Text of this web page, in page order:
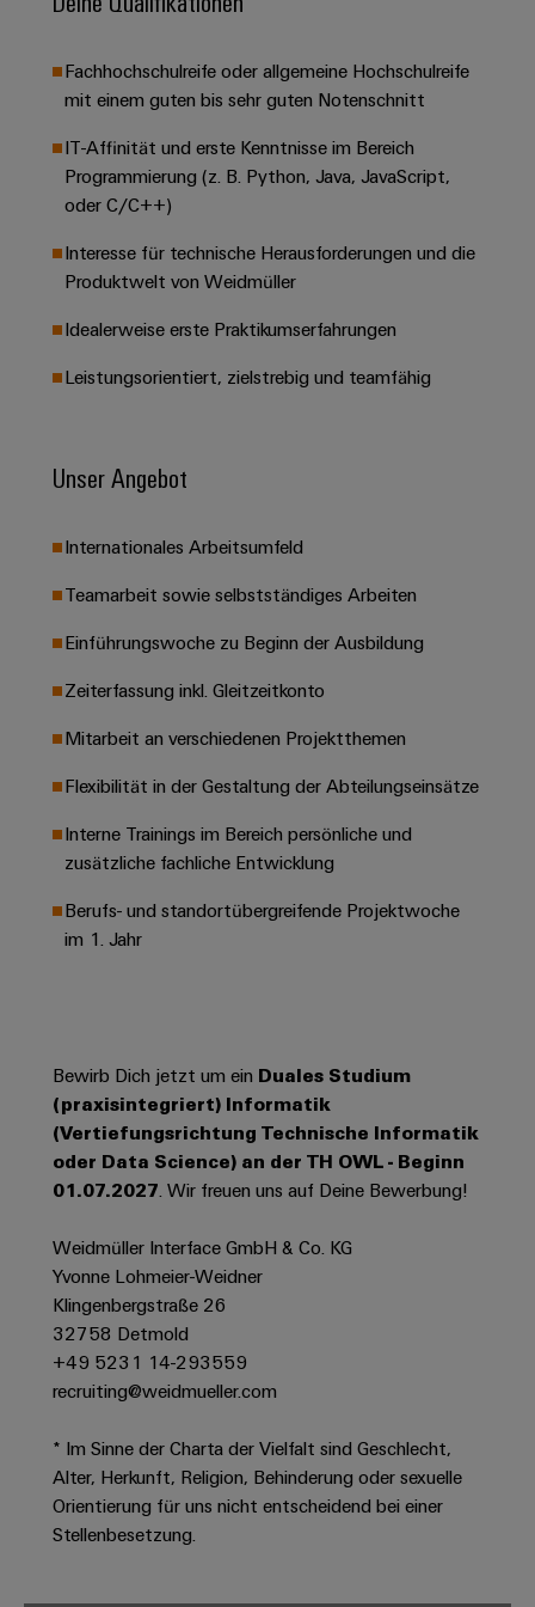
&
Sicherer
Betrieb
mit
Lösungen
für
die
Photovoltaik
Ressourceneffizienz
durch
Sonnenenergie
die
Schaltschrankbau
Schienenfahrzeuge
und
Lösungen
klimafreundliche
im
Schiffbau
Verbindungslösungen
die
&
Abwasseraufbereitung
Lösungen
für
die
Wasser-
Abwasserindustrie
Wasserstoff
Wasserstoff
als
Schlüsseltechnologie
für
die
Windenergie
Effizienter
Betrieb
von
Automation
Industrial
IoT
Industrial
Security
Service
Platform
easyConnect
EZA-
Gerätehersteller
Leiterplattensteckverbinder
Leiterplattenklemmen
Connector
Services
Original
Manufacturer
(OEM)
Industrial
Ethernet
Touch-
Panels
Engineering-
und
und
Weidmüller
AI
Remote
Access
Cloud-
Services
Industrial
Platform
easyConnect
Werkzeuge
Automaten
Software
Industriedrucker
Industrieleuchte
Cabinet
Assemblierungsservice
Bestückte
PSIRT
Digitale
Bestellmöglichkeiten
eShop
OCI-
Schnittstelle
EDI-
Solution
finden
Partner
-
Systemintegratoren
&
Events
&
Stellenbörse
Entwicklung
in unseren
dem Kindel
neues
Distribution
Fachhochschulreife oder allgemeine Hochschulreife
mit einem guten bis sehr guten Notenschnitt
IT-Affinität und erste Kenntnisse im Bereich
Programmierung (z. B. Python, Java, JavaScript,
oder C/C++)
Interesse für technische Herausforderungen und die
Produktwelt von Weidmüller
Idealerweise erste Praktikumserfahrungen
Leistungsorientiert, zielstrebig und teamfähig
Unser Angebot
Internationales Arbeitsumfeld
Teamarbeit sowie selbstständiges Arbeiten
Einführungswoche zu Beginn der Ausbildung
Zeiterfassung inkl. Gleitzeitkonto
Mitarbeit an verschiedenen Projektthemen
Flexibilität in der Gestaltung der Abteilungseinsätze
Interne Trainings im Bereich persönliche und
zusätzliche fachliche Entwicklung
Berufs- und standortübergreifende Projektwoche
im 1. Jahr
Bewirb Dich jetzt um ein Duales Studium
(praxisintegriert) Informatik
(Vertiefungsrichtung Technische Informatik
oder Data Science) an der TH OWL - Beginn
01.07.2027. Wir freuen uns auf Deine Bewerbung!
Weidmüller Interface GmbH & Co. KG
Yvonne Lohmeier-Weidner
Klingenbergstraße 26
32758 Detmold
+49 5231 14-293559
recruiting@weidmueller.com
* Im Sinne der Charta der Vielfalt sind Geschlecht,
Alter, Herkunft, Religion, Behinderung oder sexuelle
Orientierung für uns nicht entscheidend bei einer
Stellenbesetzung.